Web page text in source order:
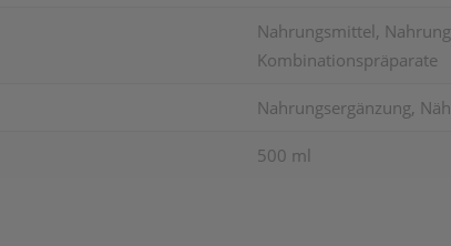
Nahrungsmittel,
Kombinationspräparate
Nahrungsergänzung,
500 ml